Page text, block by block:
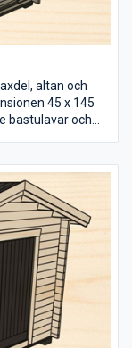
altan och
45 x 145
bastulavar och
god